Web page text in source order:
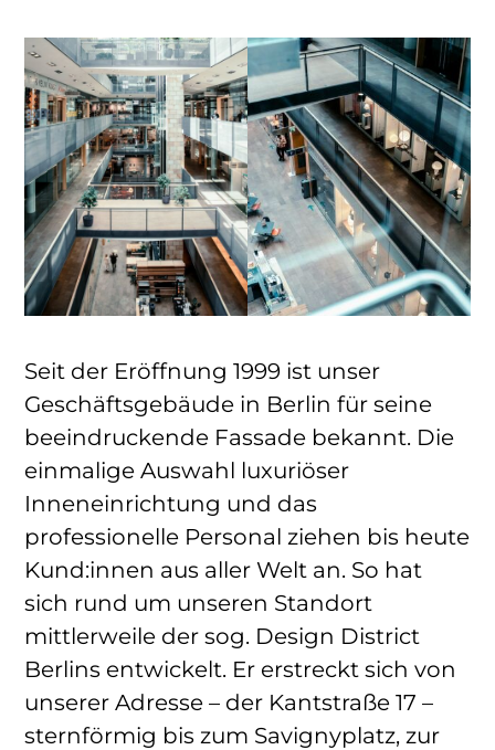
Seit der Eröffnung 1999 ist unser
Geschäftsgebäude in Berlin für seine
beeindruckende Fassade bekannt. Die
einmalige Auswahl luxuriöser
Inneneinrichtung und das
professionelle Personal ziehen bis heute
Kund:innen aus aller Welt an. So hat
sich rund um unseren Standort
mittlerweile der sog. Design District
Berlins entwickelt. Er erstreckt sich von
unserer Adresse – der Kantstraße 17 –
sternförmig bis zum Savignyplatz, zur